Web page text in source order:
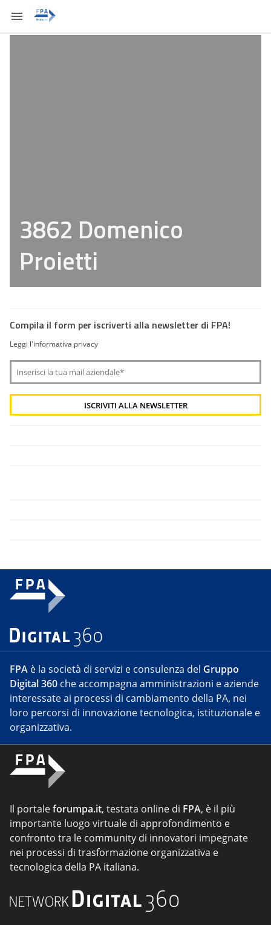
3862 Domenico
Proietti
Compila il form per iscriverti alla newsletter di FPA!
Leggi l'informativa privacy
FPA è la società di servizi e consulenza del Gruppo
Digital 360 che accompagna amministrazioni e aziende
interessate ai processi di cambiamento della PA, nei
loro percorsi di innovazione tecnologica, istituzionale e
organizzativa.
Il portaleforumpa.it, testata online di FPA, è il più
importante luogo virtuale di approfondimento e
confronto tra le community di innovatori impegnate
nei processi di trasformazione organizzativa e
tecnologica della PA italiana.